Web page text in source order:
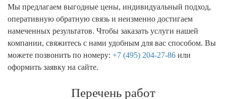
Мы предлагаем выгодные цены, индивидуальный подход,
оперативную обратную связь и неизменно достигаем
намеченных результатов. Чтобы заказать услуги нашей
компании, свяжитесь с нами удобным для вас способом. Вы
можете позвонить по номеру: +7 (495) 204-27-86 или
оформить заявку на сайте.
Перечень работ